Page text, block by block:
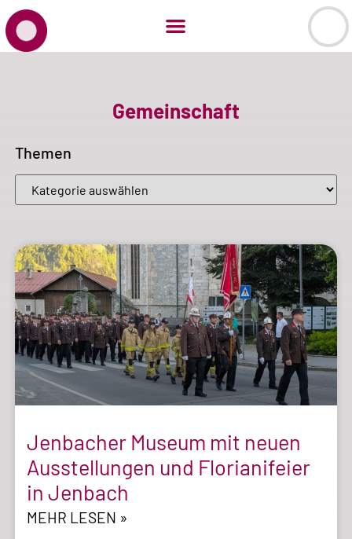
Gemeinschaft
Themen
Jenbacher Museum mit neuen
Ausstellungen und Florianifeier
in Jenbach
MEHR LESEN »